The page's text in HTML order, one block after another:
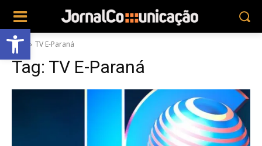
Abrir a barra de ferramentas
Tags TV E-Paraná
Tag: TV E-Paraná